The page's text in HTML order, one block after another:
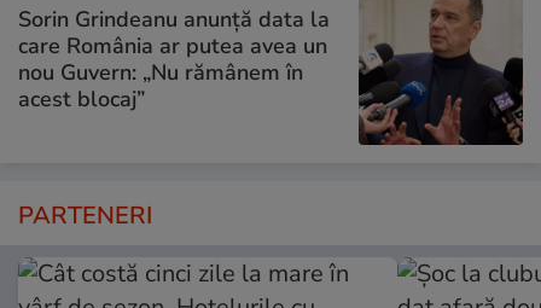
Sorin Grindeanu anunță data la
care România ar putea avea un
nou Guvern: „Nu rămânem în
acest blocaj”
PARTENERI